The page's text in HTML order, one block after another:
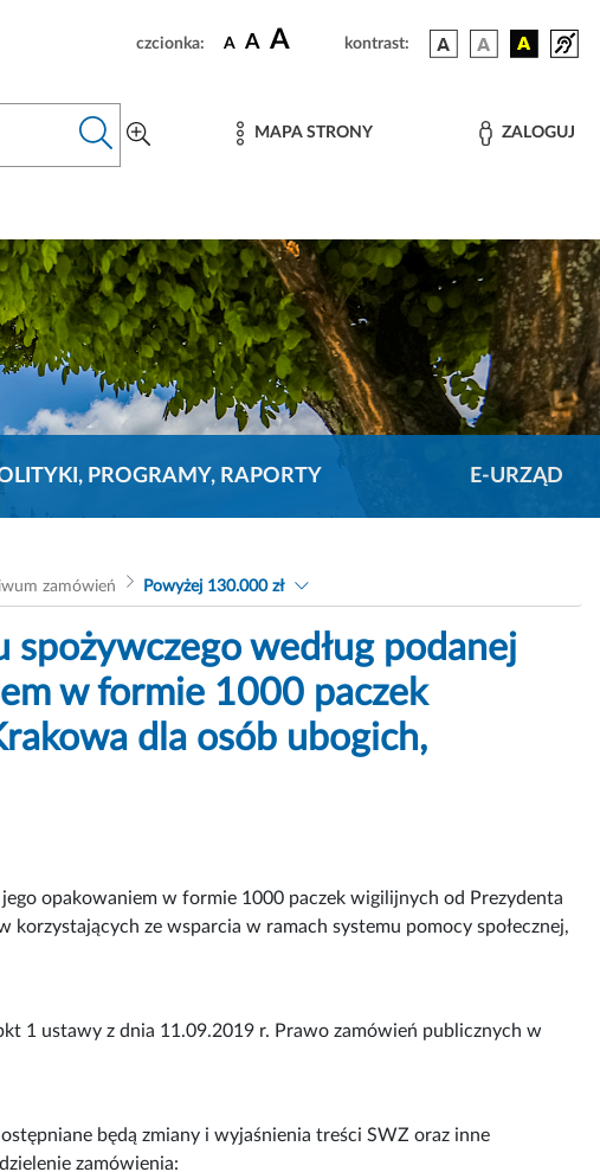
czcionka: A A A kontrast:
MAPA STRONY ZALOGUJ
PROGRAMY, RAPORTY E-URZĄD
zamówień Powyżej 130.000 zł
według podanej
w formie 1000 paczek
dla osób ubogich,
opakowaniem w formie 1000 paczek wigilijnych od Prezydenta
ze wsparcia w ramach systemu pomocy społecznej,
1 ustawy z dnia 11.09.2019 r. Prawo zamówień publicznych w
będą zmiany i wyjaśnienia treści SWZ oraz inne
zamówienia: